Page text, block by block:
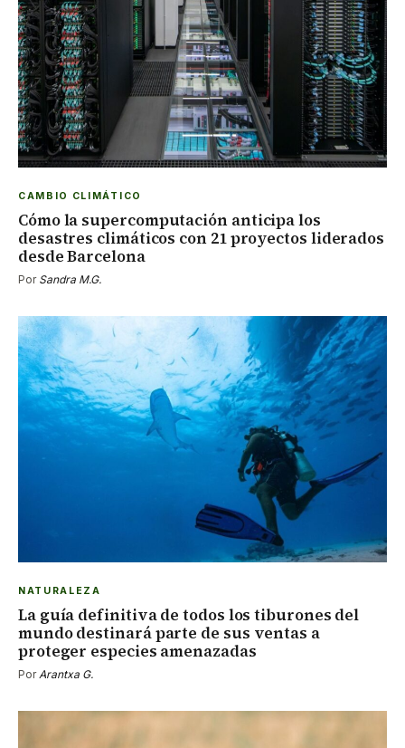
CAMBIO CLIMÁTICO
Cómo la supercomputación anticipa los
desastres climáticos con 21 proyectos liderados
desde Barcelona
Por Sandra M.G.
NATURALEZA
La guía definitiva de todos los tiburones del
mundo destinará parte de sus ventas a
proteger especies amenazadas
PorArantxa G.